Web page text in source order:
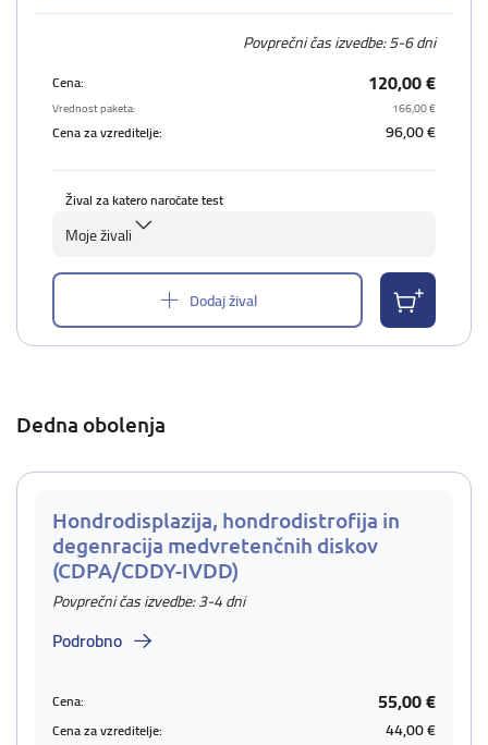
Povprečni čas izvedbe: 5-6 dni
Cena: 120,00 €
Vrednost paketa: 166,00 €
Cena za vzreditelje: 96,00 €
Žival za katero naročate test
Moje živali
Dodaj žival
Dedna obolenja
Hondrodisplazija, hondrodistrofija in
degenracija medvretenčnih diskov
(CDPA/CDDY-IVDD)
Povprečni čas izvedbe: 3-4 dni
Podrobno
Cena: 55,00 €
Cena za vzreditelje: 44,00 €